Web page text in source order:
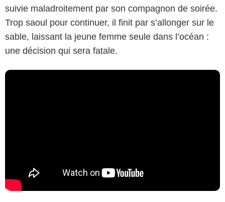
suivie maladroitement par son compagnon de soirée.
Trop saoul pour continuer, il finit par s’allonger sur le
sable, laissant la jeune femme seule dans l’océan :
une décision qui sera fatale.